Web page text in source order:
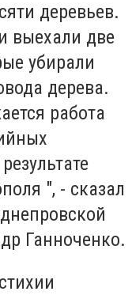
деревьев.
выехали две
убирали
дерева.
работа
", - сказал
Ганноченко.